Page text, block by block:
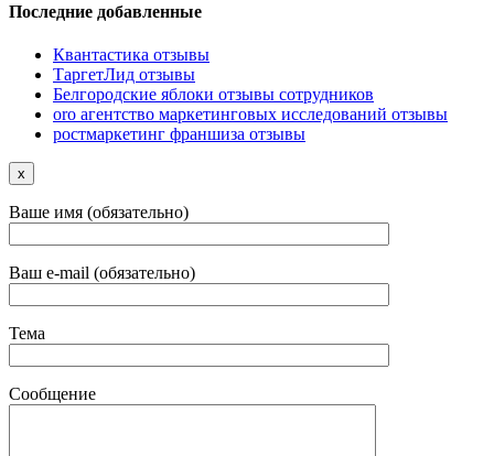
Последние добавленные
Квантастика отзывы
ТаргетЛид отзывы
Белгородские яблоки отзывы сотрудников
oro агентство маркетинговых исследований отзывы
ростмаркетинг франшиза отзывы
x
Ваше имя (обязательно)
Ваш e-mail (обязательно)
Тема
Сообщение